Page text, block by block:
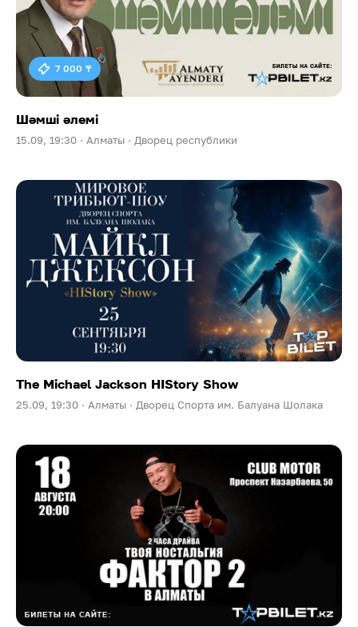
7 000 ₸
Шәмші әлемі
15.09, 19:30 · Алматы · Дворец республики
The Michael Jackson HIStory Show
25.09, 19:30 · Алматы · Дворец Спорта им. Балуана Шолака